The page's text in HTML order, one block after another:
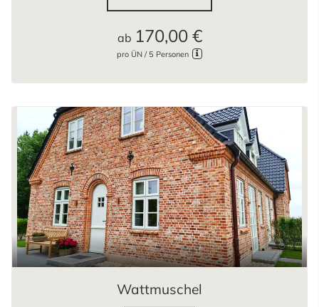
ab 170,00 €
pro ÜN / 5 Personen
Wattmuschel